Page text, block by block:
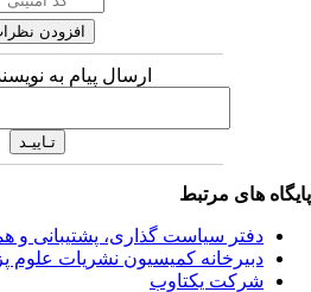
ارسال پیام به
های مرتبط
دفتر سیاست گذاری، پشتیبانی و
دبیرخانه کمیسیون نشریات علوم
شرکت یکتاوب